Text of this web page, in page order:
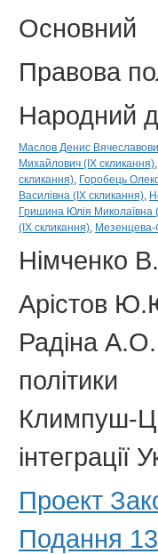
Основний
Правова
Народний
Маслов Денис
Михайлович (IX скликання)
скликання) Горобець
Василівна (IX скликання)
Гришина Юлія Миколаївна
(IX скликання) Мезенцева-
Німченко
Арістов
Радіна А.О.
політики
Климпуш-
Проект
Подання